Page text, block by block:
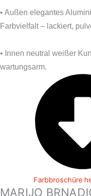
• Außen elegantes
Farbvielfalt – lackiert,
• Innen neutral weißer
wartungsarm.
Farbbroschüre
MARIJO